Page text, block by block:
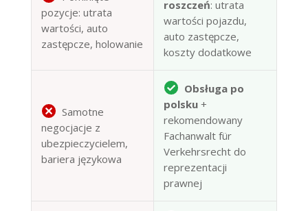
pozycje: utrata
wartości, auto
zastępcze, holowanie
roszczeń: utrata
wartości pojazdu,
auto zastępcze,
koszty dodatkowe
Samotne
negocjacje z
ubezpieczycielem,
bariera językowa
Obsługa po
polsku+
rekomendowany
Fachanwalt für
Verkehrsrecht do
reprezentacji
prawnej